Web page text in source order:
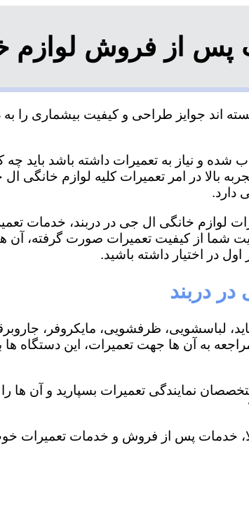
پس از فروش لوازم
اند جوایز طراحی و کیفیت بیشماری را
و نیاز به تعمیرات داشته باشد باید چه
بالا در امر تعمیرات کلیه لوازم خانگی
دارد.
لوازم خانگی ال جی در دربند، خدمات
شما از کیفیت تعمیرات صورت گرفته، آن ها
در اختیار داشته باشید.
دربند
لباسشویی، ظرفشویی، مایکروفر،
به آن ها جهت تعمیرات، این دستگاه ها
نمایندگی تعمیرات بسپارید و آن ها
خدمات پس از فروش و خدمات تعمیرات